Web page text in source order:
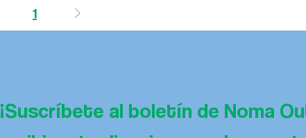
1
¡Suscríbete al boletín de Noma